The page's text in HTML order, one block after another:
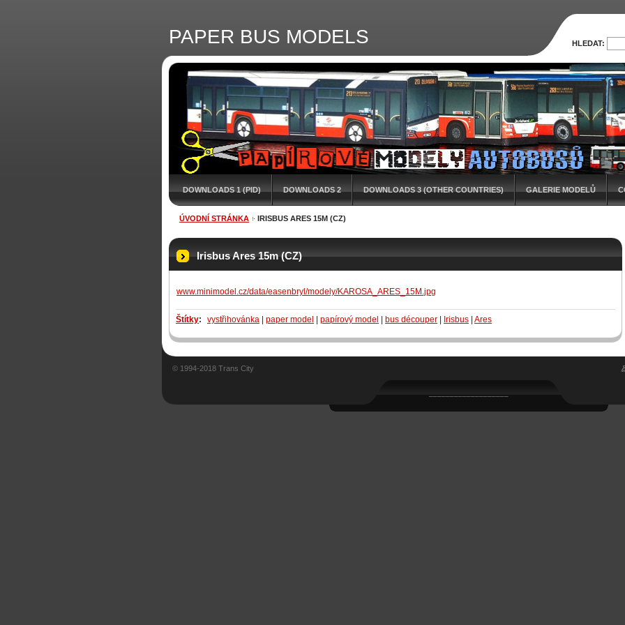
PAPER BUS MODELS
DOWNLOADS 1 (PID) DOWNLOADS 2 DOWNLOADS 3 (OTHER COUNTRIES) GALERIE MODELŮ
ÚVODNÍ STRÁNKA IRISBUS ARES 15M (CZ)
Irisbus Ares 15m (CZ)
www.minimodel.cz/data/easenbryl/modely/KAROSA_ARES_15M.jpg
Štítky: vystřihovánka paper model papírový model bus découper Irisbus Ares
HLEDAT:
© 1994-2018 Trans City